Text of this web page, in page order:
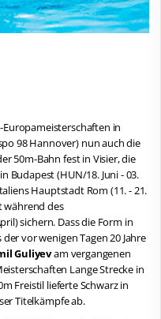
in
98 Hannover) nun auch die
50m-Bahn fest in Visier, die
Budapest (HUN/18. Juni - 03.
Hauptstadt Rom (11. - 21.
während des
sichern. Dass die Form in
vor wenigen Tagen 20 Jahre
Guliyevam vergangenen
Lange Strecke in
Freistil lieferte Schwarz in
Titelkämpfe ab.